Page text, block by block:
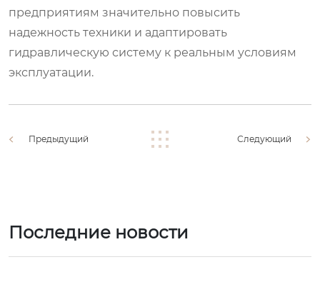
предприятиям значительно повысить
надежность техники и адаптировать
гидравлическую систему к реальным условиям
эксплуатации.
Предыдущий Следующий
Последние новости